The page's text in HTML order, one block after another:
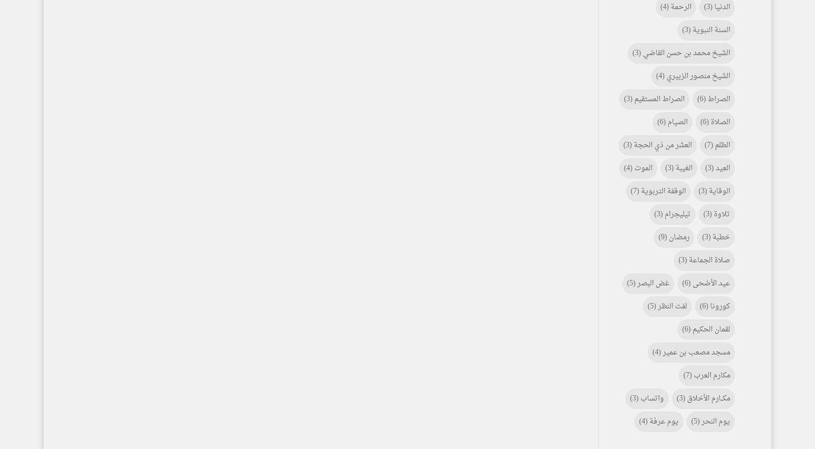
الدنيا(3) الرحمة(4)
السنة النبوية(3)
الشيخ محمد بن حسن القاضي(3)
الشيخ منصور الزبيري(4)
الصراط(6) الصراط المستقيم(3)
الصلاة(6) الصيام(6)
الظلم(7) العشر من ذي الحجة(3)
العيد(3) الغيبة(3) الموت(4)
الوقاية(3) الوقفة التربوية(7)
تلاوة(3) تيليجرام(3)
خطبة(3) رمضان(9)
صلاة الجماعة(3)
عيد الأضحى(6) غض البصر(5)
كورونا(6) لفت النظر(5)
لقمان الحكيم(6)
مسجد مصعب بن عمير(4)
مكارم العرب(7)
مكـــارم الأخلاق(3) واتساب(3)
يوم النحر(5) يوم عرفة(4)